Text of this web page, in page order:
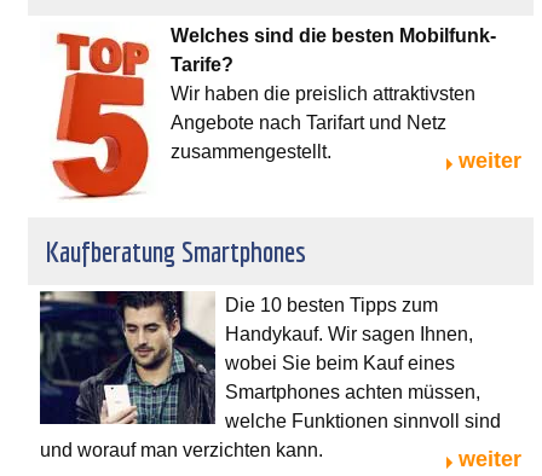
Welches sind die besten Mobilfunk-
Tarife?
Wir haben die preislich attraktivsten
Angebote nach Tarifart und Netz
zusammengestellt.
weiter
Kaufberatung Smartphones
Die 10 besten Tipps zum
Handykauf. Wir sagen Ihnen,
wobei Sie beim Kauf eines
Smartphones achten müssen,
welche Funktionen sinnvoll sind
und worauf man verzichten kann.
weiter